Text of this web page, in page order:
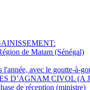
de Matam (Sénégal)
avec le goutte-à-
D’AGNAM CIVOL (A
de réception (ministre)